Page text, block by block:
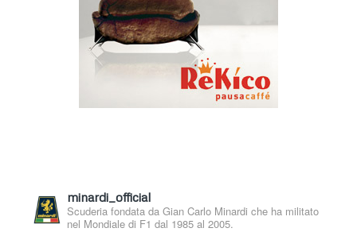
minardi_official
Scuderia fondata da Gian Carlo Minardi che ha militato
nel Mondiale di F1 dal 1985 al 2005.